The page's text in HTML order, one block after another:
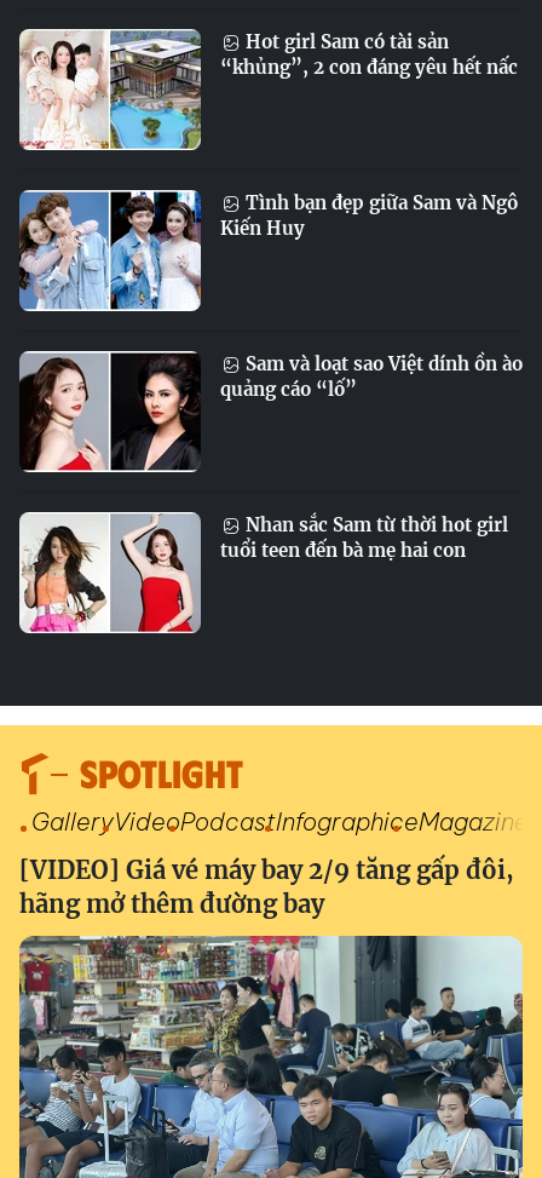
Hot girl Sam có tài sản
“khủng”, 2 con đáng yêu hết nấc
Tình bạn đẹp giữa Sam và Ngô
Kiến Huy
Sam và loạt sao Việt dính ồn ào
quảng cáo “lố”
Nhan sắc Sam từ thời hot girl
tuổi teen đến bà mẹ hai con
SPOTLIGHT
GalleryVideoPodcastInfographiceMagazine
[VIDEO] Giá vé máy bay 2/9 tăng gấp đôi,
hãng mở thêm đường bay